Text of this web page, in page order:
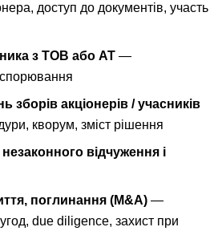
доступ до документів, участь
з ТОВ або АТ —
зборів акціонерів / учасників
кворум, зміст рішення
відчуження і
поглинання (M&A) —
due diligence, захист при